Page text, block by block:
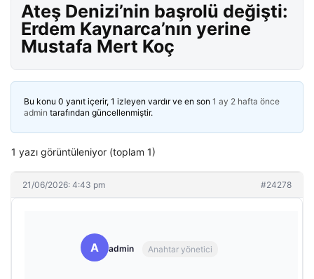
Ateş Denizi’nin başrolü değişti:
Erdem Kaynarca’nın yerine
Mustafa Mert Koç
Bu konu 0 yanıt içerir, 1 izleyen vardır ve en son 1 ay 2 hafta önce
admin tarafından güncellenmiştir.
1 yazı görüntüleniyor (toplam 1)
21/06/2026: 4:43 pm #24278
A admin Anahtar yönetici